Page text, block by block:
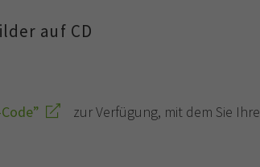
auf CD
zur Verfügung, mit dem Sie